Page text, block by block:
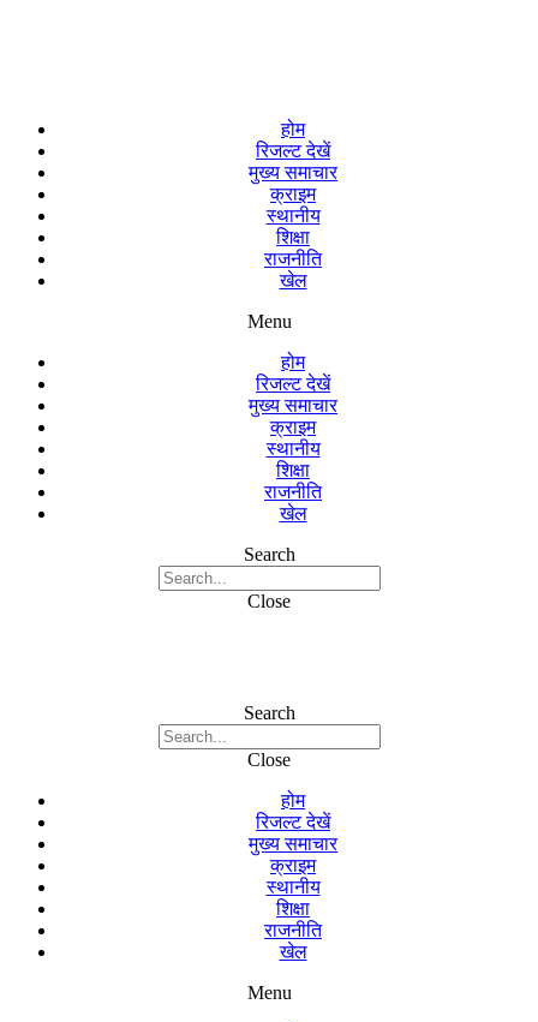
होम
रिजल्ट देखें
मुख्य समाचार
क्राइम
स्थानीय
शिक्षा
राजनीति
खेल
Menu
होम
रिजल्ट देखें
मुख्य समाचार
क्राइम
स्थानीय
शिक्षा
राजनीति
खेल
Search
Close
Search
Close
होम
रिजल्ट देखें
मुख्य समाचार
क्राइम
स्थानीय
शिक्षा
राजनीति
खेल
Menu